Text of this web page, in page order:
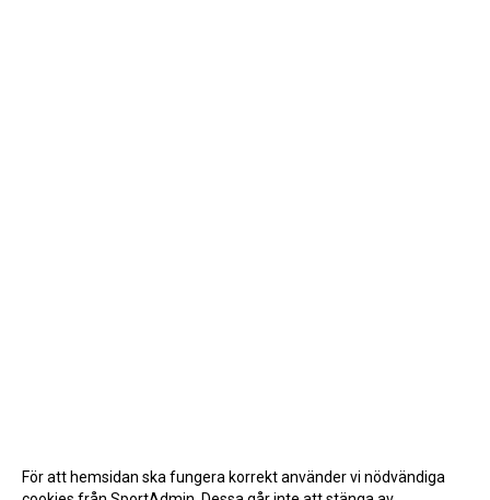
För att hemsidan ska fungera korrekt använder vi nödvändiga